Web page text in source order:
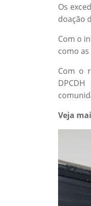
Os
doação
Com o
como
Com o
Veja